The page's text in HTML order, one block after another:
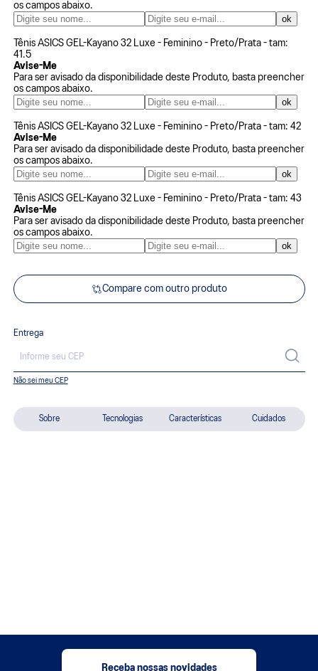
Sobre Tecnologias Características Cuidados
os campos abaixo.
Tênis ASICS GEL-Kayano 32 Luxe - Feminino - Preto/Prata - tam:
41.5
Avise-Me
Para ser avisado da disponibilidade deste Produto, basta preencher
os campos abaixo.
Tênis ASICS GEL-Kayano 32 Luxe - Feminino - Preto/Prata - tam: 42
Avise-Me
Para ser avisado da disponibilidade deste Produto, basta preencher
os campos abaixo.
Tênis ASICS GEL-Kayano 32 Luxe - Feminino - Preto/Prata - tam: 43
Avise-Me
Para ser avisado da disponibilidade deste Produto, basta preencher
os campos abaixo.
Compare com outro produto
Entrega
Não sei meu CEP
Receba nossas novidades